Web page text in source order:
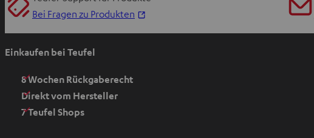
Bei Fragen zu Produkten
Einkaufen bei Teufel
8 Wochen Rückgaberecht
Direkt vom Hersteller
7 Teufel Shops